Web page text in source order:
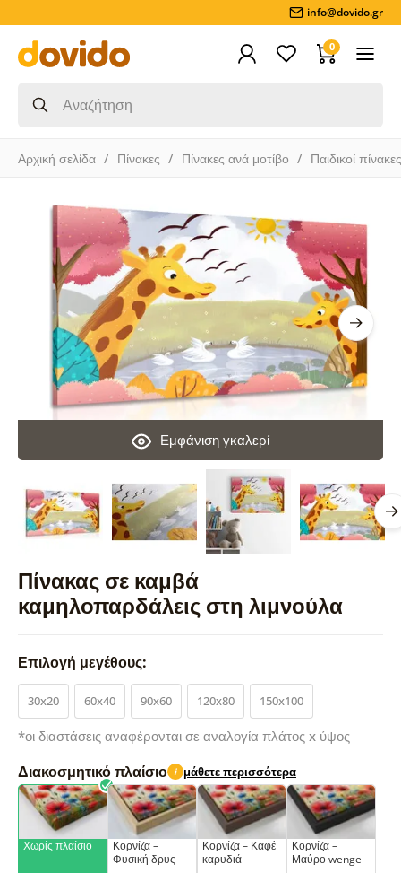
info@dovido.gr
0
Αρχική σελίδα Πίνακες Πίνακες ανά μοτίβο Παιδικοί πίνακες
Πίνακας σε καμβά
καμηλοπαρδάλεις στη λιμνούλα
Εμφάνιση γκαλερί
Επιλογή μεγέθους:
30x20 60x40 90x60 120x80 150x100
*οι διαστάσεις αναφέρονται σε αναλογία πλάτος x ύψος
Διακοσμητικό πλαίσιο i μάθετε περισσότερα
Χωρίς πλαίσιο
Κορνίζα –
Φυσική δρυς
Κορνίζα – Καφέ
καρυδιά
Κορνίζα –
Μαύρο wenge